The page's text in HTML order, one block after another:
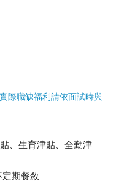
際職缺福利請依面試時與
、生育津貼、全勤津
期餐敘